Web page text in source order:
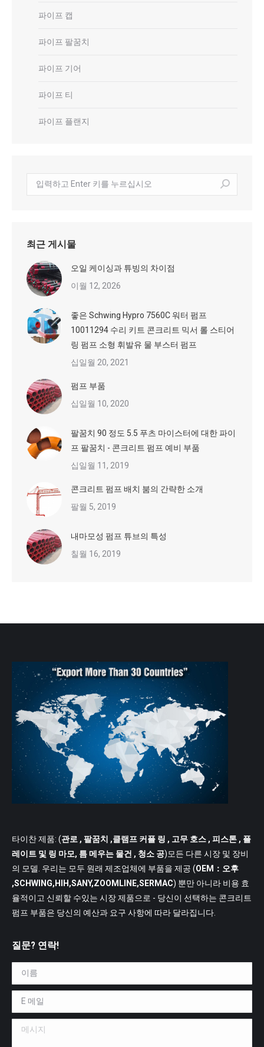
파이프 캡
파이프 팔꿈치
파이프 기어
파이프 티
파이프 플랜지
색:
최근 게시물
오일 케이싱과 튜빙의 차이점
이월 12, 2026
좋은 Schwing Hypro 7560C 워터 펌프
10011294 수리 키트 콘크리트 믹서 롤 스티어
링 펌프 소형 휘발유 물 부스터 펌프
십일월 20, 2021
펌프 부품
십일월 10, 2020
팔꿈치 90 정도 5.5 푸츠 마이스터에 대한 파이
프 팔꿈치 - 콘크리트 펌프 예비 부품
십일월 11, 2019
콘크리트 펌프 배치 붐의 간략한 소개
팔월 5, 2019
내마모성 펌프 튜브의 특성
칠월 16, 2019
타이찬 제품: (관로 , 팔꿈치 ,클램프 커플 링 , 고무 호스 , 피스톤 , 플
레이트 및 링 마모, 틈 메우는 물건 , 청소 공)모든 다른 시장 및 장비
의 모델. 우리는 모두 원래 제조업체에 부품을 제공 (OEM：오후
,SCHWING,HIH,SANY,ZOOMLINE,SERMAC) 뿐만 아니라 비용 효
율적이고 신뢰할 수있는 시장 제품으로 - 당신이 선택하는 콘크리트
펌프 부품은 당신의 예산과 요구 사항에 따라 달라집니다.
질문? 연락!
이름 *
E 메일 *
메시지